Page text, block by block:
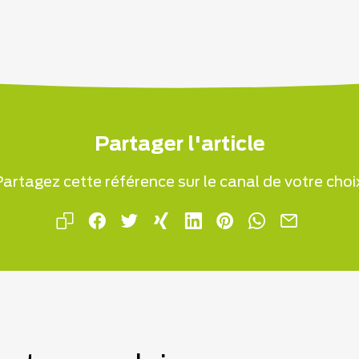
Partager l'article
cette référence sur le canal de votre